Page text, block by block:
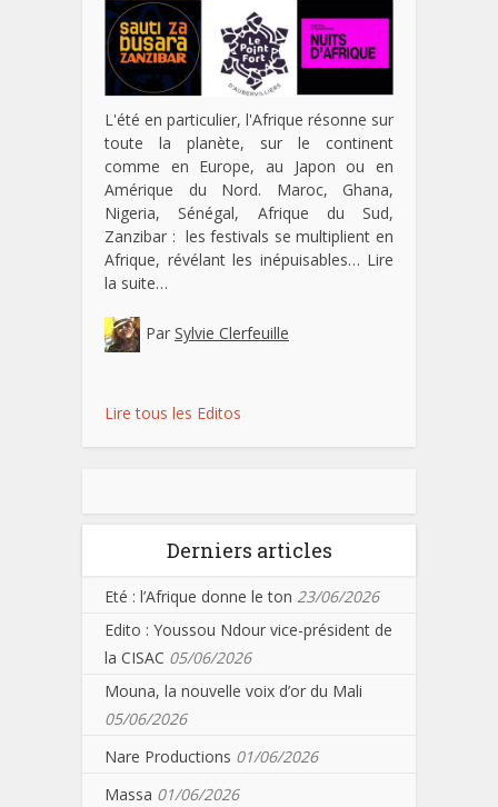
L'été en particulier, l'Afrique résonne sur
toute la planète, sur le continent
comme en Europe, au Japon ou en
Amérique du Nord. Maroc, Ghana,
Nigeria, Sénégal, Afrique du Sud,
Zanzibar : les festivals se multiplient en
Afrique, révélant les inépuisables… Lire
la suite…
Par Sylvie Clerfeuille
Lire tous les Editos
Derniers articles
Eté : l’Afrique donne le ton 23/06/2026
Edito : Youssou Ndour vice-président de
la CISAC 05/06/2026
Mouna, la nouvelle voix d’or du Mali
05/06/2026
Nare Productions 01/06/2026
Massa 01/06/2026